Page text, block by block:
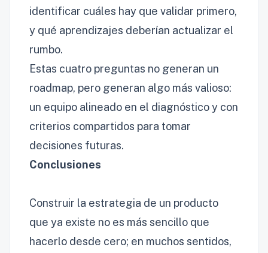
identificar cuáles hay que validar primero,
y qué aprendizajes deberían actualizar el
rumbo.
Estas cuatro preguntas no generan un
roadmap, pero generan algo más valioso:
un equipo alineado en el diagnóstico y con
criterios compartidos para tomar
decisiones futuras.
Conclusiones
Construir la estrategia de un producto
que ya existe no es más sencillo que
hacerlo desde cero; en muchos sentidos,